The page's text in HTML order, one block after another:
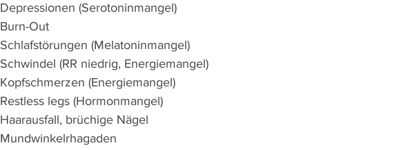
Depressionen (Serotoninmangel)
Burn-Out
Schlafstörungen (Melatoninmangel)
Schwindel (RR niedrig, Energiemangel)
Kopfschmerzen (Energiemangel)
Restless legs (Hormonmangel)
Haarausfall, brüchige Nägel
Mundwinkelrhagaden